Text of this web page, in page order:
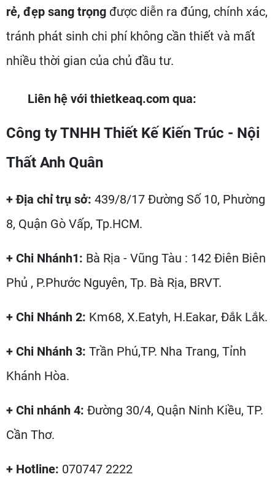
rẻ, đẹp sang trọng được diễn ra đúng, chính xác,
tránh phát sinh chi phí không cần thiết và mất
nhiều thời gian của chủ đầu tư.
Liên hệ với thietkeaq.com qua:
Công ty TNHH Thiết Kế Kiến Trúc - Nội
Thất Anh Quân
+ Địa chỉ trụ sở: 439/8/17 Đường Số 10, Phường
8, Quận Gò Vấp, Tp.HCM.
+ Chi Nhánh1: Bà Rịa - Vũng Tàu : 142 Điên Biên
Phủ , P.Phước Nguyên, Tp. Bà Rịa, BRVT.
+ Chi Nhánh 2: Km68, X.Eatyh, H.Eakar, Đắk Lắk.
+ Chi Nhánh 3: Trần Phú,TP. Nha Trang, Tỉnh
Khánh Hòa.
+ Chi nhánh 4: Đường 30/4, Quận Ninh Kiều, TP.
Cần Thơ.
+ Hotline: 070747 2222